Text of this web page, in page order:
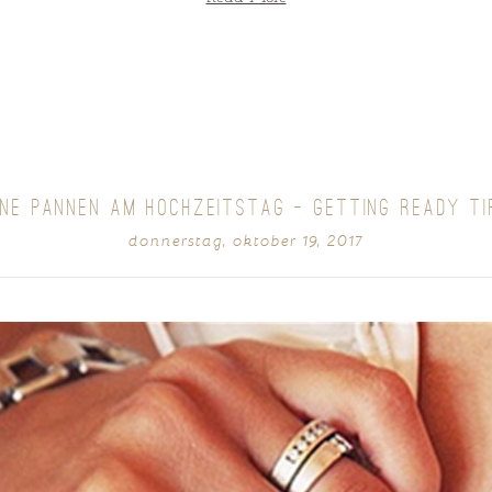
PANNEN AM HOCHZEITSTAG – GETTING READY
donnerstag, oktober 19, 2017